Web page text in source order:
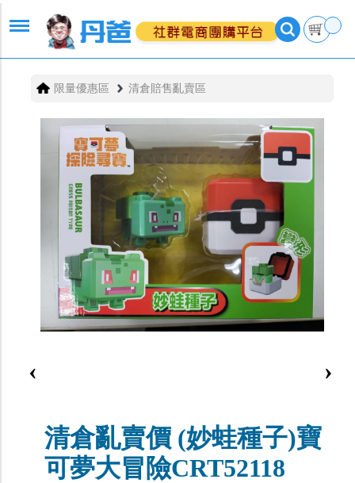
限量優惠區 清倉賠售亂賣區
‹ ›
清倉亂賣價 (妙蛙種子)寶
可夢大冒險CRT52118